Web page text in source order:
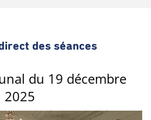
des séances